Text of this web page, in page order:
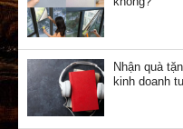
Nhận quà
kinh doanh